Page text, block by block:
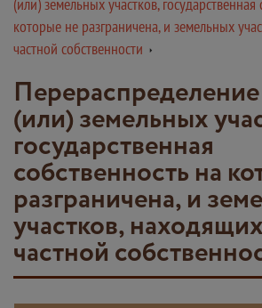
которые не разграничена, и земельных
частной собственности
(или) земельных
государственная
собственность на
разграничена, и
участков,
частной